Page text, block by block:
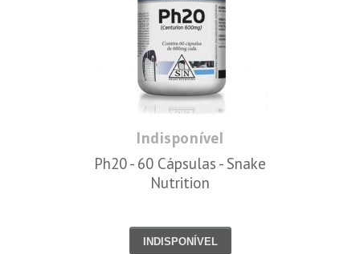
Indisponível
Ph20 - 60 Cápsulas - Snake
Nutrition
INDISPONÍVEL